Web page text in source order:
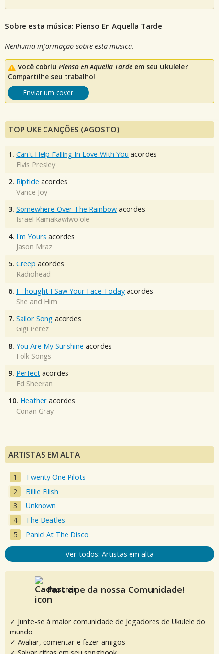
Sobre esta música: Pienso En Aquella Tarde
Nenhuma informação sobre esta música.
Você cobriu Pienso En Aquella Tarde em seu Ukulele?
Compartilhe seu trabalho!
Enviar um cover
TOP UKE CANÇÕES (AGOSTO)
1. Can't Help Falling In Love With You acordes
Elvis Presley
2. Riptide acordes
Vance Joy
3. Somewhere Over The Rainbow acordes
Israel Kamakawiwo'ole
4. I'm Yours acordes
Jason Mraz
5. Creep acordes
Radiohead
6. I Thought I Saw Your Face Today acordes
She and Him
7. Sailor Song acordes
Gigi Perez
8. You Are My Sunshine acordes
Folk Songs
9. Perfect acordes
Ed Sheeran
10. Heather acordes
Conan Gray
ARTISTAS EM ALTA
Twenty One Pilots
Billie Eilish
Unknown
The Beatles
Panic! At The Disco
Ver todos: Artistas em alta
Participe da nossa Comunidade!
✓ Junte-se à maior comunidade de Jogadores de Ukulele do
mundo
✓ Avaliar, comentar e fazer amigos